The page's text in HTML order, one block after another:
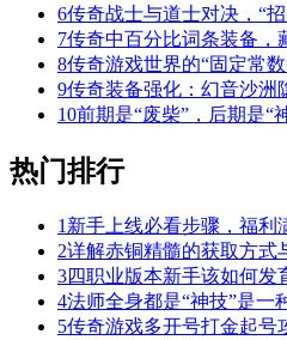
6传奇战士与道士对决，“
7传奇中百分比词条装备，
8传奇游戏世界的“固定常
9传奇装备强化：幻音沙洲
10前期是“废柴”，后期是“
热门排行
1 新手上线必看步骤，福利
2详解赤铜精髓的获取方式
3四职业版本新手该如何发
4法师全身都是“神技”是一
5传奇游戏多开号打金起号